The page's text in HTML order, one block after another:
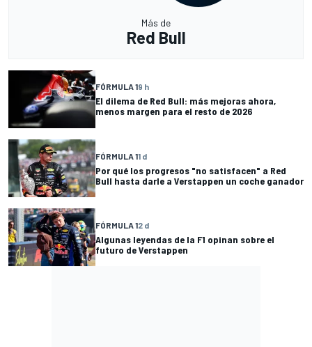
Más de
Red Bull
FÓRMULA 19 h
El dilema de Red Bull: más mejoras ahora,
menos margen para el resto de 2026
FÓRMULA 11 d
Por qué los progresos "no satisfacen" a Red
Bull hasta darle a Verstappen un coche ganador
FÓRMULA 12 d
Algunas leyendas de la F1 opinan sobre el
futuro de Verstappen